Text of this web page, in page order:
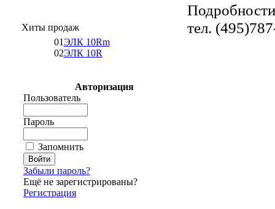
Хиты продаж
01ЭЛК 10Rm
02ЭЛК 10R
Авторизация
Пользователь
Пароль
Запомнить
Забыли пароль?
Ещё не зарегистрированы?
Регистрация
тел.